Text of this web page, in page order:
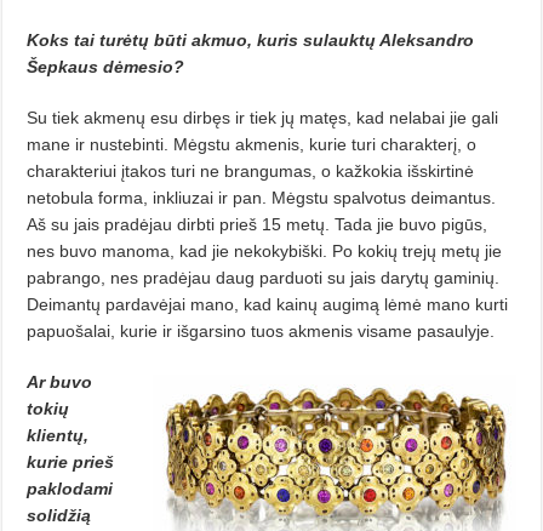
Koks tai turėtų būti akmuo, kuris sulauktų Aleksandro
Šepkaus dėmesio?
Su tiek akmenų esu dirbęs ir tiek jų matęs, kad nelabai jie gali
mane ir nustebinti. Mėgstu akmenis, kurie turi charakterį, o
charakteriui įtakos turi ne brangumas, o kažkokia išskirtinė
netobula forma, inkliuzai ir pan. Mėgstu spalvotus deimantus.
Aš su jais pradėjau dirbti prieš 15 metų. Tada jie buvo pigūs,
nes buvo manoma, kad jie nekokybiški. Po kokių trejų metų jie
pabrango, nes pradėjau daug parduoti su jais darytų gaminių.
Deimantų pardavėjai mano, kad kainų augimą lėmė mano kurti
papuošalai, kurie ir išgarsino tuos akmenis visame pasaulyje.
Ar buvo
tokių
klientų,
kurie prieš
paklodami
solidžią